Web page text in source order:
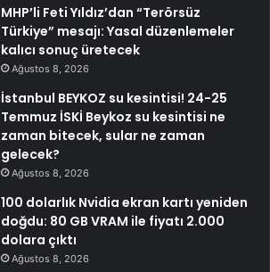
MHP’li Feti Yıldız’dan “Terörsüz
Türkiye” mesajı: Yasal düzenlemeler
kalıcı sonuç üretecek
Ağustos 8, 2026
İstanbul BEYKOZ su kesintisi! 24-25
Temmuz İSKİ Beykoz su kesintisi ne
zaman bitecek, sular ne zaman
gelecek?
Ağustos 8, 2026
100 dolarlık Nvidia ekran kartı yeniden
doğdu: 80 GB VRAM ile fiyatı 2.000
dolara çıktı
Ağustos 8, 2026